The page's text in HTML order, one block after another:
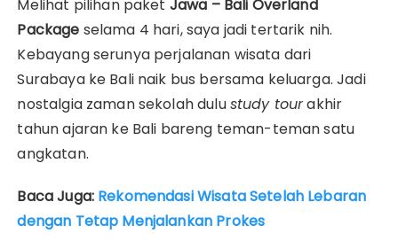
Melihat pilihan paket Jawa – Bali Overland
Package selama 4 hari, saya jadi tertarik nih.
Kebayang serunya perjalanan wisata dari
Surabaya ke Bali naik bus bersama keluarga. Jadi
nostalgia zaman sekolah dulustudy tourakhir
tahun ajaran ke Bali bareng teman-teman satu
angkatan.
Baca Juga: Rekomendasi Wisata Setelah Lebaran
dengan Tetap Menjalankan Prokes